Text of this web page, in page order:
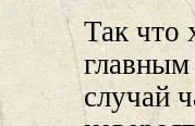
Так что
случай